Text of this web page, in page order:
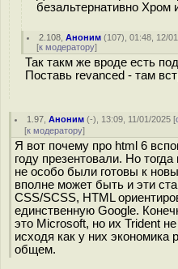
безальтернативно Хром
2.108 ,Аноним (107), 01:48, 12/
[к модератору]
Так такм же вроде есть
Поставь revanced - там
1.97 ,Аноним (-), 13:09, 11/01/2025 [
[к модератору]
Я вот почему про html 6
году презентовали. Но
не особо были готовы к
вполне может быть и эти
CSS/SCSS, HTML
единственную Google.
это Microsoft, но их Trident
исходя как у них экономика
общем.